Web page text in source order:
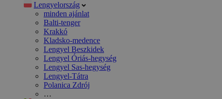
Lengyelország
minden ajánlat
Balti-tenger
Krakkó
Kladsko-medence
Lengyel Beszkidek
Lengyel Óriás-hegység
Lengyel Sas-hegység
Lengyel-Tátra
Polanica Zdrój
…